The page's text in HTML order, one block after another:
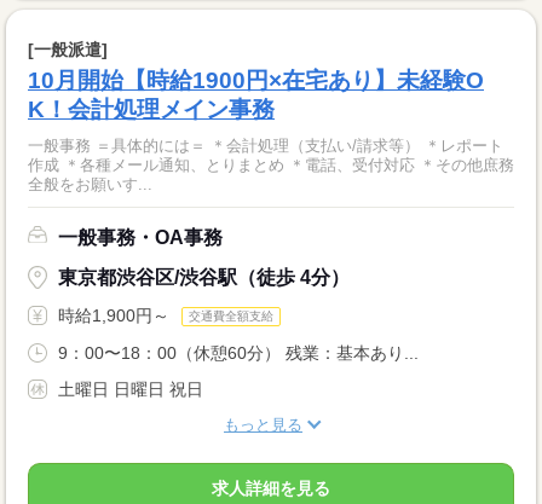
[一般派遣]
10月開始【時給1900円×在宅あり】未経験O
K！会計処理メイン事務
一般事務 ＝具体的には＝ ＊会計処理（支払い/請求等） ＊レポート
作成 ＊各種メール通知、とりまとめ ＊電話、受付対応 ＊その他庶務
全般をお願いす...
一般事務・OA事務
東京都渋谷区/渋谷駅（徒歩 4分）
時給1,900円～ 交通費全額支給
9：00〜18：00（休憩60分） 残業：基本あり...
土曜日 日曜日 祝日
もっと見る
求人詳細を見る